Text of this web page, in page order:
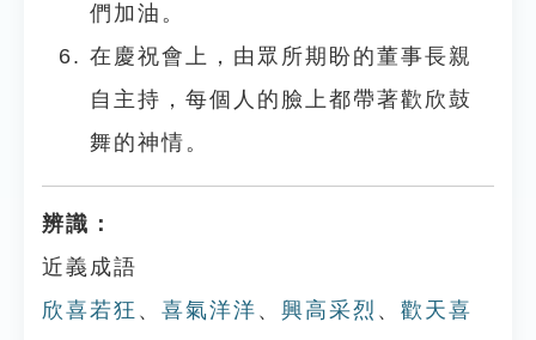
們加油。
在慶祝會上，由眾所期盼的董事長親
自主持，每個人的臉上都帶著歡欣鼓
舞的神情。
辨識：
近義成語
欣喜若狂 、 喜氣洋洋 、 興高采烈 、 歡天喜